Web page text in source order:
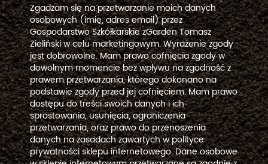
Zgadzam się na przetwarzanie moich danych
osobowych (imię, adres email) przez
Gospodarstwo Szkółkarskie zGarden Tomasz
Zieliński w celu marketingowym. Wyrażenie zgody
jest dobrowolne. Mam prawo cofnięcia zgody w
dowolnym momencie bez wpływu na zgodność z
prawem przetwarzania, którego dokonano na
podstawie zgody przed jej cofnięciem. Mam prawo
dostępu do treści swoich danych i ich
sprostowania, usunięcia, ograniczenia
przetwarzania, oraz prawo do przenoszenia
danych na zasadach zawartych w polityce
prywatności sklepu internetowego. Dane osobowe